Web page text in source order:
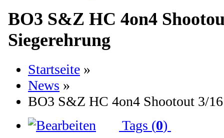
BO3 S&Z HC 4on4
Siegerehrung
Startseite »
News »
BO3 S&Z HC 4on4 Shootout 3/
Tags (0)